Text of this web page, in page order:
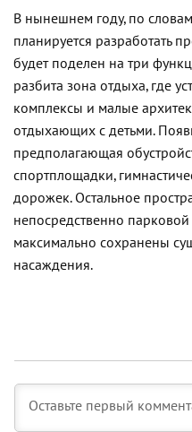
В нынешнем году, по
планируется разработать
будет поделен на три
разбита зона отдыха, где
комплексы и малые
отдыхающих с детьми.
предполагающая
спортплощадки,
дорожек. Остальное
непосредственно парковой
максимально сохранены
насаждения.